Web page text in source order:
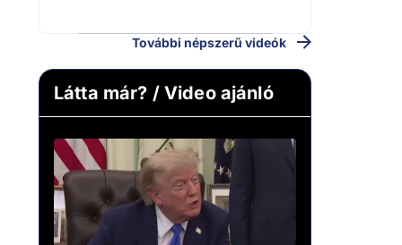
További népszerű videók
Látta már? / Video ajánló